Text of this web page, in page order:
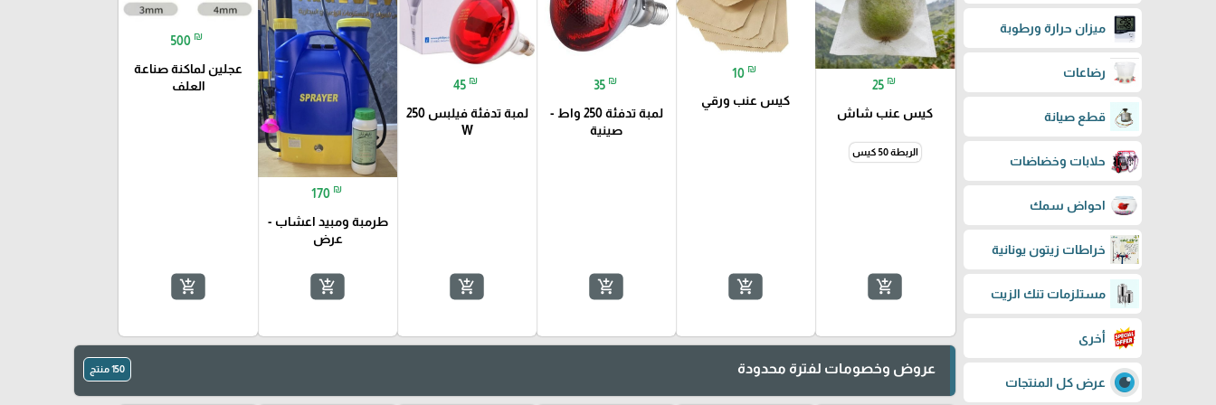
ميزان حرارة ورطوبة
رضاعات
قطع صيانة
حلابات وخضاضات
احواض سمك
خراطات زيتون يونانية
مستلزمات تنك الزيت
أخرى
عرض كل المنتجات
25 ₪
كيس عنب شاش
الربطة 50 كيس
add_shopping_cart
10 ₪
كيس عنب ورقي
add_shopping_cart
35 ₪
لمبة تدفئة 250 واط -
صينية
add_shopping_cart
45 ₪
لمبة تدفئة فيلبس 250
W
add_shopping_cart
170 ₪
طرمبة ومبيد اعشاب -
عرض
add_shopping_cart
500 ₪
عجلين لماكنة صناعة
العلف
add_shopping_cart
عروض وخصومات لفترة محدودة 150 منتج